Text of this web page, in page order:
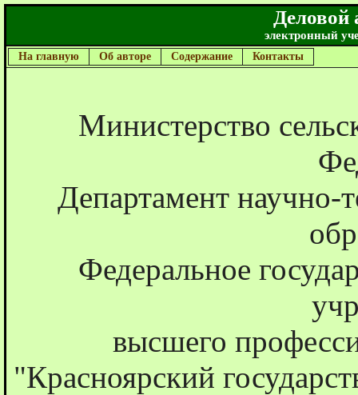
Деловой
электронный
На главную Об авторе Содержание Контакты
Министерство
Департамент научно-
Федеральное
высшего
"Красноярский